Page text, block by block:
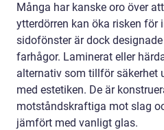
Många har kanske oro över
ytterdörren kan öka risken för
sidofönster är dock
farhågor. Laminerat eller
alternativ som tillför säkerhet
med estetiken. De är
motståndskraftiga mot slag
jämfört med vanligt glas.